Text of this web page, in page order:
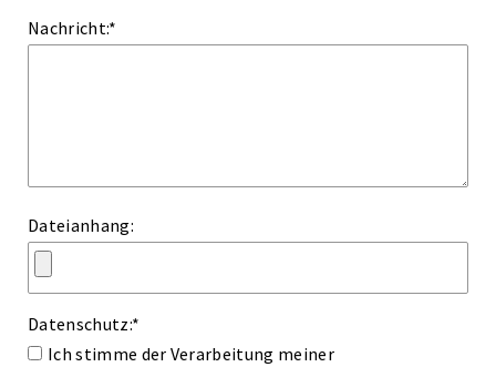
Nachricht:*
Dateianhang:
Datenschutz:*
Ich stimme der Verarbeitung meiner